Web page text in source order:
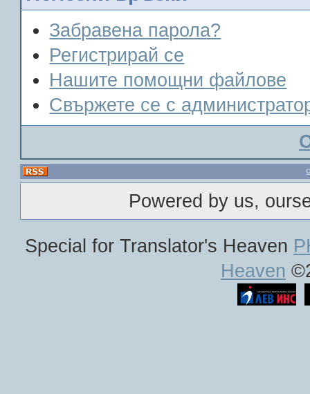
Забравена парола?
Регистрирай се
Нашите помощни файлове
Свържете се с
Powered by us,
Special for Translator's Heaven
Heaven